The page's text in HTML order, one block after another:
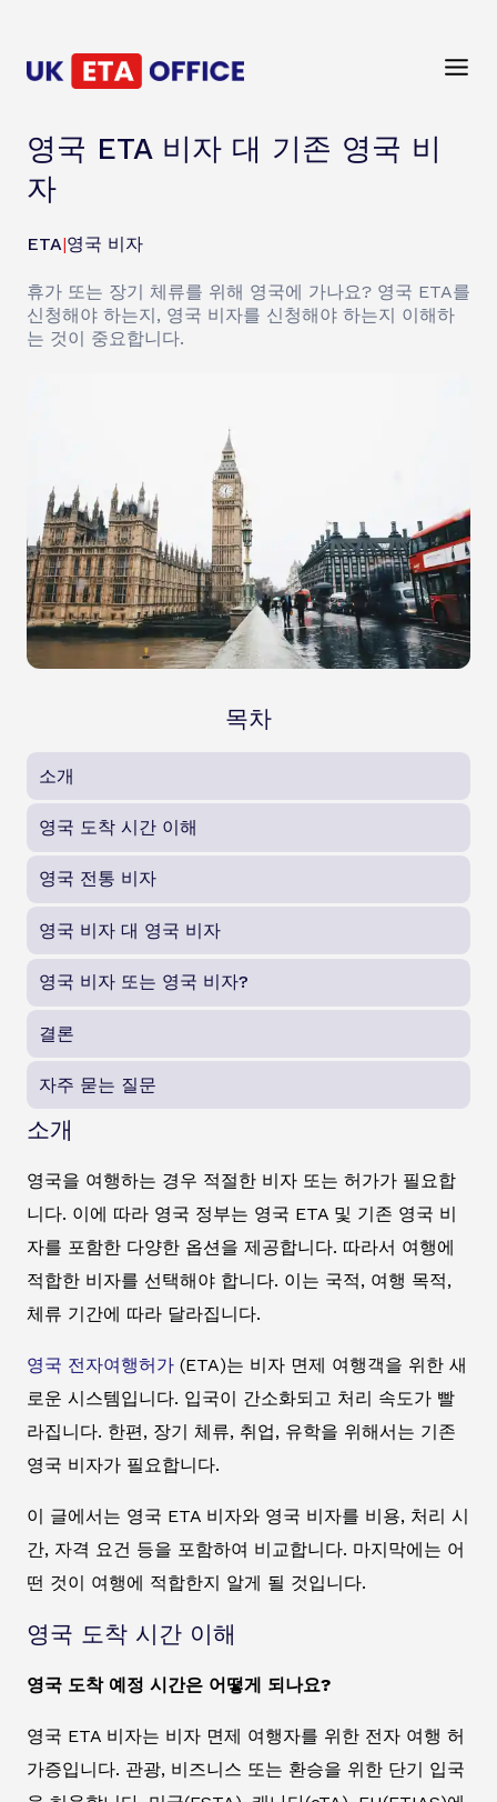
영국 ETA 비자 대 기존 영국 비
자
ETA|영국 비자
휴가 또는 장기 체류를 위해 영국에 가나요? 영국 ETA를
신청해야 하는지, 영국 비자를 신청해야 하는지 이해하
는 것이 중요합니다.
목차
소개
영국 도착 시간 이해
영국 전통 비자
영국 비자 대 영국 비자
영국 비자 또는 영국 비자?
결론
자주 묻는 질문
소개
영국을 여행하는 경우 적절한 비자 또는 허가가 필요합
니다. 이에 따라 영국 정부는 영국 ETA 및 기존 영국 비
자를 포함한 다양한 옵션을 제공합니다. 따라서 여행에
적합한 비자를 선택해야 합니다. 이는 국적, 여행 목적,
체류 기간에 따라 달라집니다.
영국 전자여행허가 (ETA)는 비자 면제 여행객을 위한 새
로운 시스템입니다. 입국이 간소화되고 처리 속도가 빨
라집니다. 한편, 장기 체류, 취업, 유학을 위해서는 기존
영국 비자가 필요합니다.
이 글에서는 영국 ETA 비자와 영국 비자를 비용, 처리 시
간, 자격 요건 등을 포함하여 비교합니다. 마지막에는 어
떤 것이 여행에 적합한지 알게 될 것입니다.
영국 도착 시간 이해
영국 도착 예정 시간은 어떻게 되나요?
영국 ETA 비자는 비자 면제 여행자를 위한 전자 여행 허
가증입니다. 관광, 비즈니스 또는 환승을 위한 단기 입국